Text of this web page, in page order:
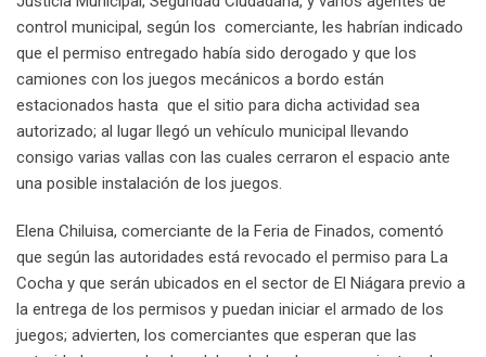
control municipal, según los comerciante, les habrían indicado
que el permiso entregado había sido derogado y que los
camiones con los juegos mecánicos a bordo están
estacionados hasta que el sitio para dicha actividad sea
autorizado; al lugar llegó un vehículo municipal llevando
consigo varias vallas con las cuales cerraron el espacio ante
una posible instalación de los juegos.
Elena Chiluisa, comerciante de la Feria de Finados, comentó
que según las autoridades está revocado el permiso para La
Cocha y que serán ubicados en el sector de El Niágara previo a
la entrega de los permisos y puedan iniciar el armado de los
juegos; advierten, los comerciantes que esperan que las